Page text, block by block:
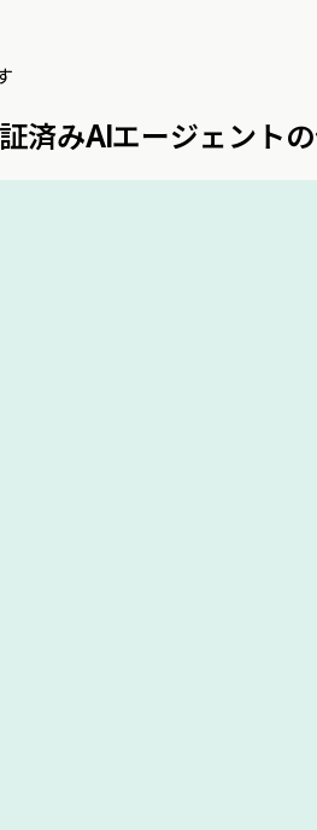
済みAIエージェント